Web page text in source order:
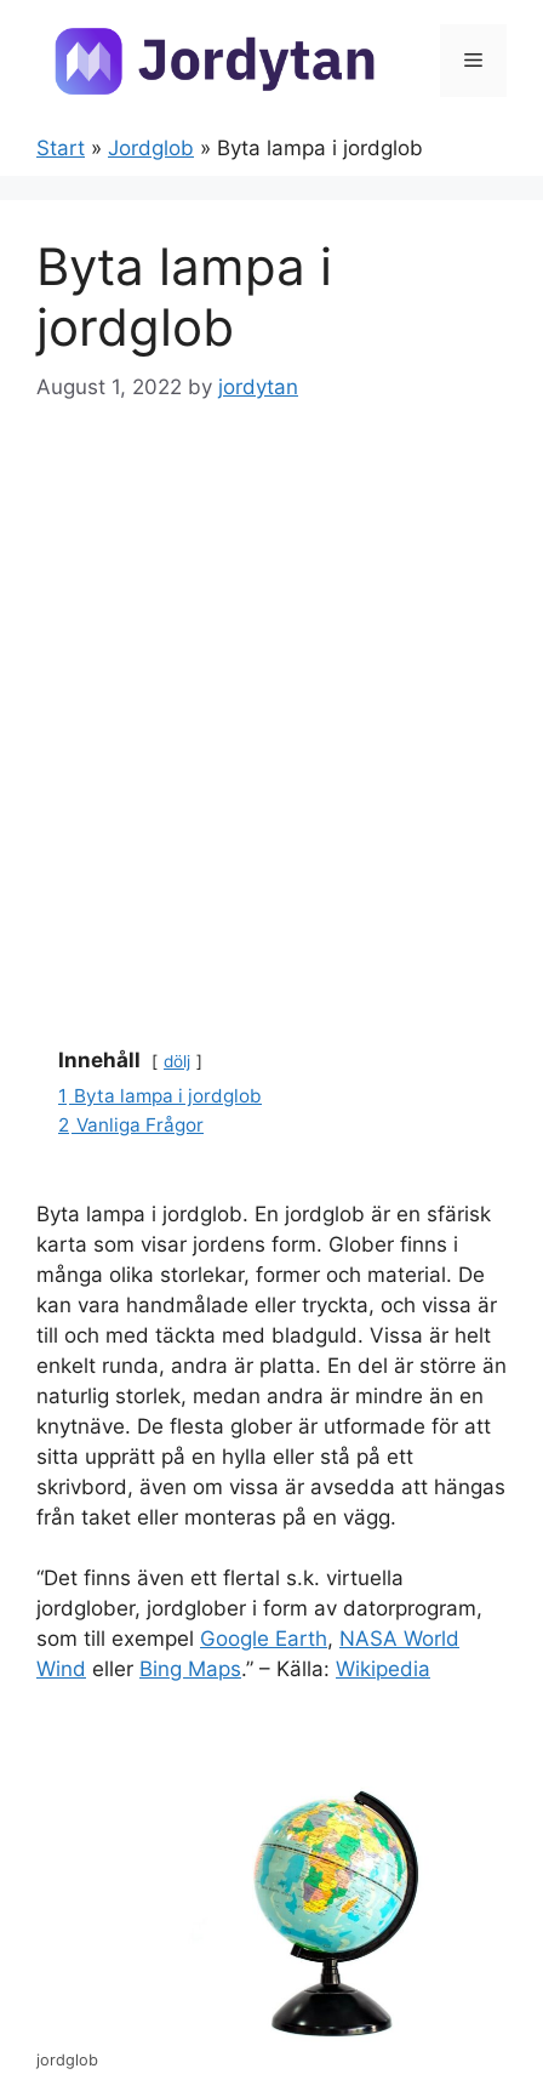
content
Menu
Start » Jordglob » Byta lampa i jordglob
Byta lampa i
jordglob
August 1, 2022 by jordytan
Innehåll dölj
1 Byta lampa i jordglob
2 Vanliga Frågor
Byta lampa i jordglob. En jordglob är en sfärisk
karta som visar jordens form. Glober finns i
många olika storlekar, former och material. De
kan vara handmålade eller tryckta, och vissa är
till och med täckta med bladguld. Vissa är helt
enkelt runda, andra är platta. En del är större än
naturlig storlek, medan andra är mindre än en
knytnäve. De flesta glober är utformade för att
sitta upprätt på en hylla eller stå på ett
skrivbord, även om vissa är avsedda att hängas
från taket eller monteras på en vägg.
“Det finns även ett flertal s.k. virtuella
jordglober, jordglober i form av datorprogram,
som till exempel Google Earth, NASA World
Wind eller Bing Maps.” – Källa: Wikipedia
jordglob